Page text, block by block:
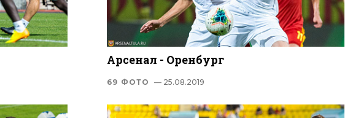
Арсенал - Оренбург
69 ФОТО — 25.08.2019